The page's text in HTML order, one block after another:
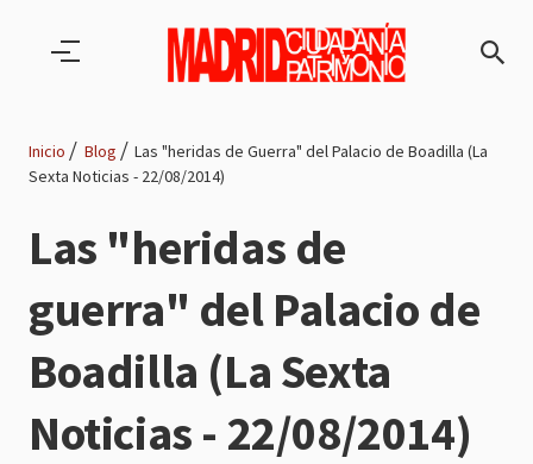
de
navegación
Inicio Blog
Las "heridas de Guerra" del Palacio de Boadilla (La
Sexta Noticias - 22/08/2014)
Las "heridas de
guerra" del Palacio de
Boadilla (La Sexta
Noticias - 22/08/2014)